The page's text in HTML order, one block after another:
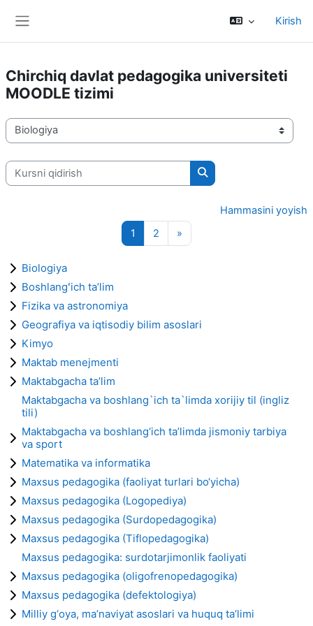
Kirish
Chirchiq davlat pedagogika universiteti
MOODLE tizimi
Kurs kategoriyalari
Kursni qidirish
Kursni qidirish
Hammasini yoyish
1 {$ A} sahifasi
2 {$ A} sahifasi
»
Biologiya
Boshlangʻich taʼlim
Fizika va astronomiya
Geografiya va iqtisodiy bilim asoslari
Kimyo
Maktab menejmenti
Maktabgacha ta’lim
Maktabgacha va boshlang`ich ta`limda xorijiy til (ingliz
tili)
Maktabgacha va boshlang‘ich ta’limda jismoniy tarbiya
va sport
Matematika va informatika
Maxsus pedagogika (faoliyat turlari bo‘yicha)
Maxsus pedagogika (Logopediya)
Maxsus pedagogika (Surdopedagogika)
Maxsus pedagogika (Tiflopedagogika)
Maxsus pedagogika: surdotarjimonlik faoliyati
Maxsus pedagogika (oligofrenopedagogika)
Maxsus pedagogika (defektologiya)
Milliy g‘oya, ma’naviyat asoslari va huquq ta’limi